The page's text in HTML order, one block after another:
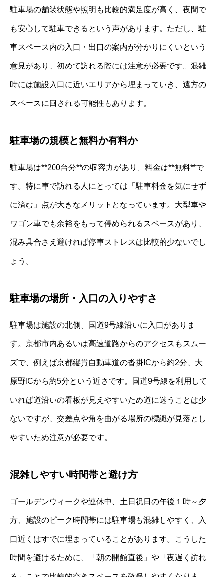
駐車場の舗装状態や照明も比較的満足度が高く、夜間で
も安心して駐車できるという声があります。ただし、駐
車スペース内の入口・出口の案内が分かりにくいという
意見があり、初めて訪れる際には注意が必要です。混雑
時には施設入口に近いエリアから埋まっていき、遠方の
スペースに回される可能性もあります。
駐車場の規模と無料か有料か
駐車場は**200台分**の収容力があり、料金は**無料**で
す。特に車で訪れる人にとっては「駐車料金を気にせず
に済む」点が大きなメリットとなっています。大型車や
ワゴン車でも余裕をもって停められるスペースがあり、
混み具合さえ避ければ停車ストレスは比較的少ないでし
ょう。
駐車場の場所・入口の入りやすさ
駐車場は施設の北側、国道9号線沿いに入口がありま
す。京都市内あるいは高速道路からのアクセスもスムー
ズで、例えば京都縦貫自動車道の沓掛ICから約2分、大
原野ICから約5分という近さです。国道9号線を利用して
いれば道沿いの看板が見えやすいため道に迷うことは少
ないですが、交差点や角を曲がる場所の標識が見落とし
やすいため注意が必要です。
混雑しやすい時間帯と避け方
ゴールデンウィークや連休中、土日祝日の午後１時～夕
方、施設のピーク時間帯には駐車場も混雑しやすく、入
口近くはすでに埋まっていることがあります。こうした
時間を避けるために、「朝の開館直後」や「夜遅く訪れ